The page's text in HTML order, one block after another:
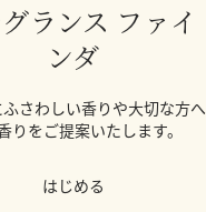
ランス ファイ
ンダ
さわしい香りや大切な方へ
りをご提案いたします。
はじめる